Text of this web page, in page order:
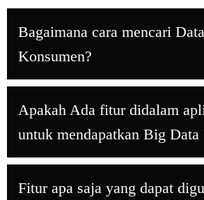
Bagaimana cara mencari
Konsumen?
Apakah Ada fitur didalam
untuk mendapatkan Big Data
Fitur apa saja yang dapat